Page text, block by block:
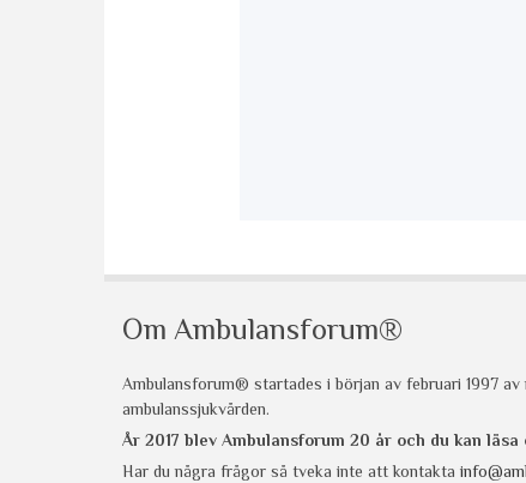
Om Ambulansforum®
Ambulansforum® startades i början av februari 1997
ambulanssjukvården.
År 2017 blev Ambulansforum 20 år och du kan läsa
Har du några frågor så tveka inte att kontakta